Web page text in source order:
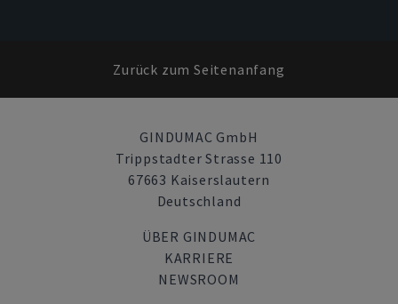
Zurück zum Seitenanfang
GINDUMAC GmbH
Trippstadter Strasse 110
67663 Kaiserslautern
Deutschland
ÜBER GINDUMAC
KARRIERE
NEWSROOM